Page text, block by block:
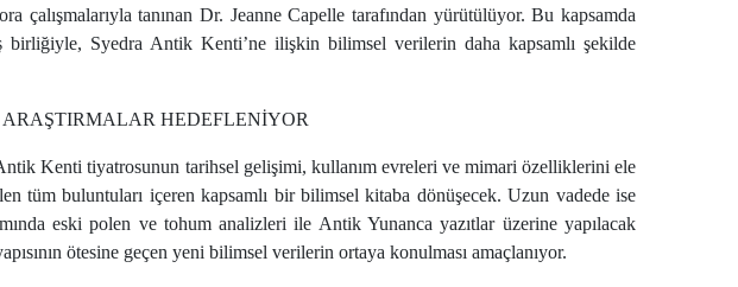
çalışmalarıyla tanınan Dr. Jeanne Capelle tarafından yürütülüyor. Bu kapsamda
birliğiyle, Syedra Antik Kenti’ne ilişkin bilimsel verilerin daha kapsamlı şekilde
HEDEFLENİYOR
Kenti tiyatrosunun tarihsel gelişimi, kullanım evreleri ve mimari özelliklerini ele
tüm buluntuları içeren kapsamlı bir bilimsel kitaba dönüşecek. Uzun vadede ise
eski polen ve tohum analizleri ile Antik Yunanca yazıtlar üzerine yapılacak
ötesine geçen yeni bilimsel verilerin ortaya konulması amaçlanıyor.